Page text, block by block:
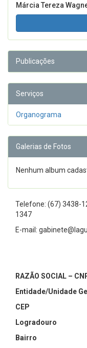
Márcia Tereza
Publicações
Serviços
Organograma
Galerias de Fotos
Nenhum album
Telefone: (67) 3438-
1347
E-mail:
RAZÃO SOCIAL –
Entidade/Unidade
CEP
Logradouro
Bairro